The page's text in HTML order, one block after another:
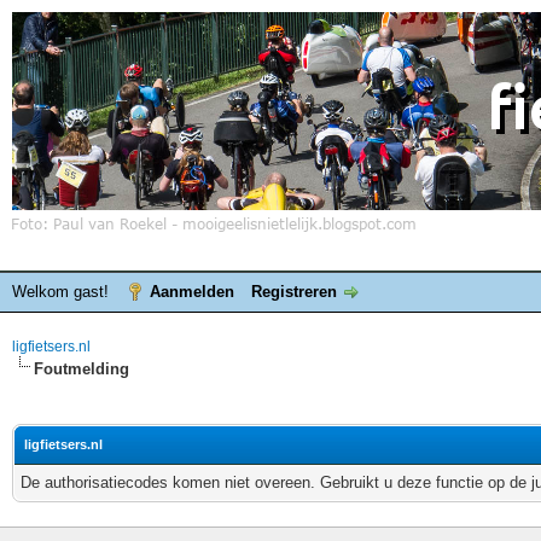
Welkom gast! Aanmelden Registreren
ligfietsers.nl
Foutmelding
ligfietsers.nl
De authorisatiecodes komen niet overeen. Gebruikt u deze functie op de